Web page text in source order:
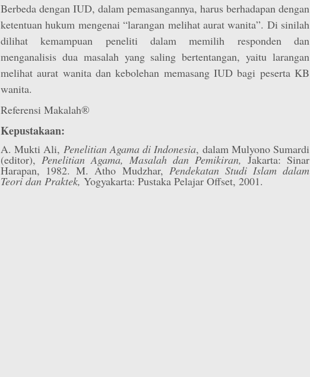
Berbeda dengan IUD, dalam pemasangannya, harus berhadapan dengan
ketentuan hukum mengenai “larangan melihat aurat wanita”. Di sinilah
dilihat kemampuan peneliti dalam memilih responden dan
menganalisis dua masalah yang saling bertentangan, yaitu larangan
melihat aurat wanita dan kebolehan memasang IUD bagi peserta KB
wanita.
Referensi Makalah®
Kepustakaan:
A. Mukti Ali, Penelitian Agama di Indonesia, dalam Mulyono Sumardi
(editor), Penelitian Agama, Masalah dan Pemikiran, Jakarta: Sinar
Harapan, 1982. M. Atho Mudzhar, Pendekatan Studi Islam dalam
Teori dan Praktek, Yogyakarta: Pustaka Pelajar Offset, 2001.